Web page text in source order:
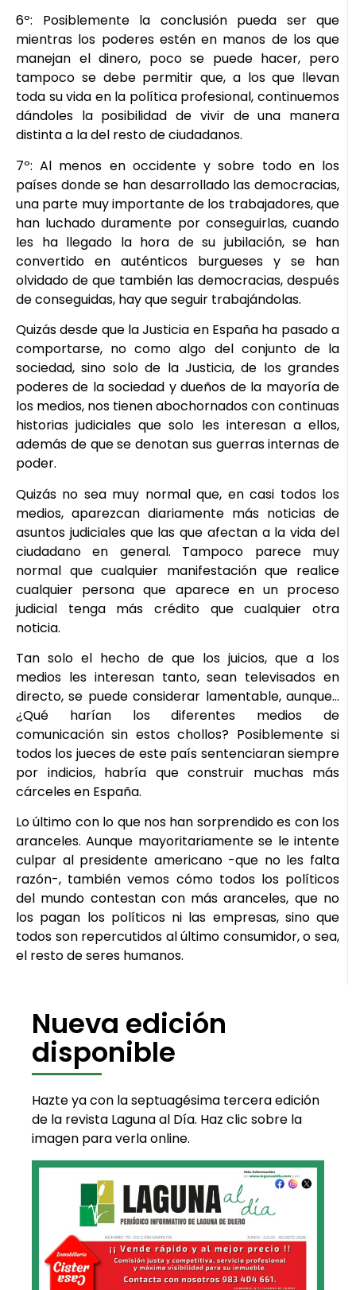
6º: Posiblemente la conclusión pueda ser que
mientras los poderes estén en manos de los que
manejan el dinero, poco se puede hacer, pero
tampoco se debe permitir que, a los que llevan
toda su vida en la política profesional, continuemos
dándoles la posibilidad de vivir de una manera
distinta a la del resto de ciudadanos.
7º: Al menos en occidente y sobre todo en los
países donde se han desarrollado las democracias,
una parte muy importante de los trabajadores, que
han luchado duramente por conseguirlas, cuando
les ha llegado la hora de su jubilación, se han
convertido en auténticos burgueses y se han
olvidado de que también las democracias, después
de conseguidas, hay que seguir trabajándolas.
Quizás desde que la Justicia en España ha pasado a
comportarse, no como algo del conjunto de la
sociedad, sino solo de la Justicia, de los grandes
poderes de la sociedad y dueños de la mayoría de
los medios, nos tienen abochornados con continuas
historias judiciales que solo les interesan a ellos,
además de que se denotan sus guerras internas de
poder.
Quizás no sea muy normal que, en casi todos los
medios, aparezcan diariamente más noticias de
asuntos judiciales que las que afectan a la vida del
ciudadano en general. Tampoco parece muy
normal que cualquier manifestación que realice
cualquier persona que aparece en un proceso
judicial tenga más crédito que cualquier otra
noticia.
Tan solo el hecho de que los juicios, que a los
medios les interesan tanto, sean televisados en
directo, se puede considerar lamentable, aunque…
¿Qué harían los diferentes medios de
comunicación sin estos chollos? Posiblemente si
todos los jueces de este país sentenciaran siempre
por indicios, habría que construir muchas más
cárceles en España.
Lo último con lo que nos han sorprendido es con los
aranceles. Aunque mayoritariamente se le intente
culpar al presidente americano -que no les falta
razón-, también vemos cómo todos los políticos
del mundo contestan con más aranceles, que no
los pagan los políticos ni las empresas, sino que
todos son repercutidos al último consumidor, o sea,
el resto de seres humanos.
Nueva edición
disponible
Hazte ya con la septuagésima tercera edición
de la revista Laguna al Día. Haz clic sobre la
imagen para verla online.